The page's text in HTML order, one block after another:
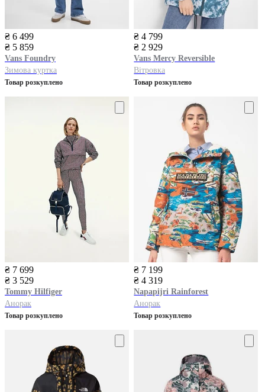
₴ 6 499
₴ 5 859
Vans Foundry
Зимова куртка
Товар розкуплено
₴ 4 799
₴ 2 929
Vans Mercy Reversible
Вітровка
Товар розкуплено
₴ 7 699
₴ 3 529
Tommy Hilfiger
Анорак
Товар розкуплено
₴ 7 199
₴ 4 319
Napapijri Rainforest
Анорак
Товар розкуплено